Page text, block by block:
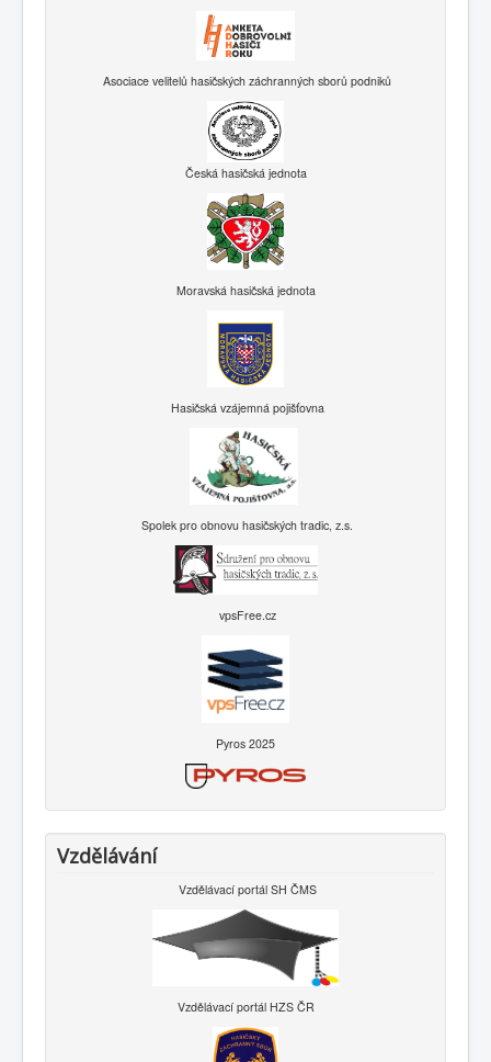
Asociace velitelů hasičských záchranných sborů podniků
Česká hasičská jednota
Moravská hasičská jednota
Hasičská vzájemná pojišťovna
Spolek pro obnovu hasičských tradic, z.s.
vpsFree.cz
Pyros 2025
Vzdělávání
Vzdělávací portál SH ČMS
Vzdělávací portál HZS ČR